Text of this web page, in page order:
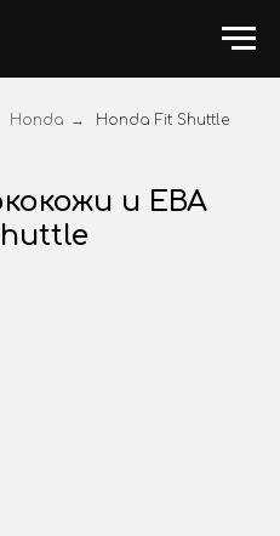
Honda → Honda Fit Shuttle
и ЕВА